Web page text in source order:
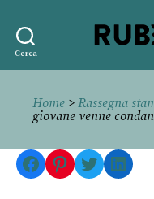
Cerca
Home > Rassegna
giovane venne
Facebook
Pinterest
Twitter